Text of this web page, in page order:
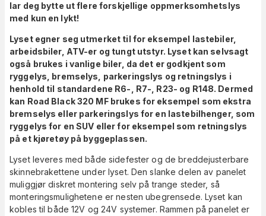
lar deg bytte ut flere forskjellige oppmerksomhetslys
med kun en lykt!
Lyset egner seg utmerket til for eksempel lastebiler,
arbeidsbiler, ATV-er og tungt utstyr. Lyset kan selvsagt
også brukes i vanlige biler, da det er godkjent som
ryggelys, bremselys, parkeringslys og retningslys i
henhold til standardene R6-, R7-, R23- og R148. Dermed
kan Road Black 320 MF brukes for eksempel som ekstra
bremselys eller parkeringslys for en lastebilhenger, som
ryggelys for en SUV eller for eksempel som retningslys
på et kjøretøy på byggeplassen.
Lyset leveres med både sidefester og de breddejusterbare
skinnebrakettene under lyset. Den slanke delen av panelet
muliggjør diskret montering selv på trange steder, så
monteringsmulighetene er nesten ubegrensede. Lyset kan
kobles til både 12V og 24V systemer. Rammen på panelet er